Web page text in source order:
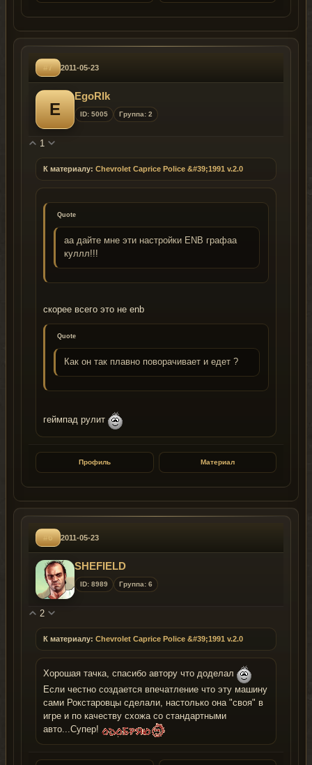
#7 2011-05-23
E
EgoRIk
ID: 5005 Группа: 2
1
К материалу: Chevrolet Caprice Police &#39;1991 v.2.0
Quote
аа дайте мне эти настройки ENB графаа
куллл!!!
скорее всего это не enb
Quote
Как он так плавно поворачивает и едет ?
геймпад рулит
Профиль Материал
#6 2011-05-23
SHEFIELD
ID: 8989 Группа: 6
2
К материалу: Chevrolet Caprice Police &#39;1991 v.2.0
Хорошая тачка, спасибо автору что доделал
Если честно создается впечатление что эту машину
сами Рокстаровцы сделали, настолько она "своя" в
игре и по качеству схожа со стандартными
авто...Супер!